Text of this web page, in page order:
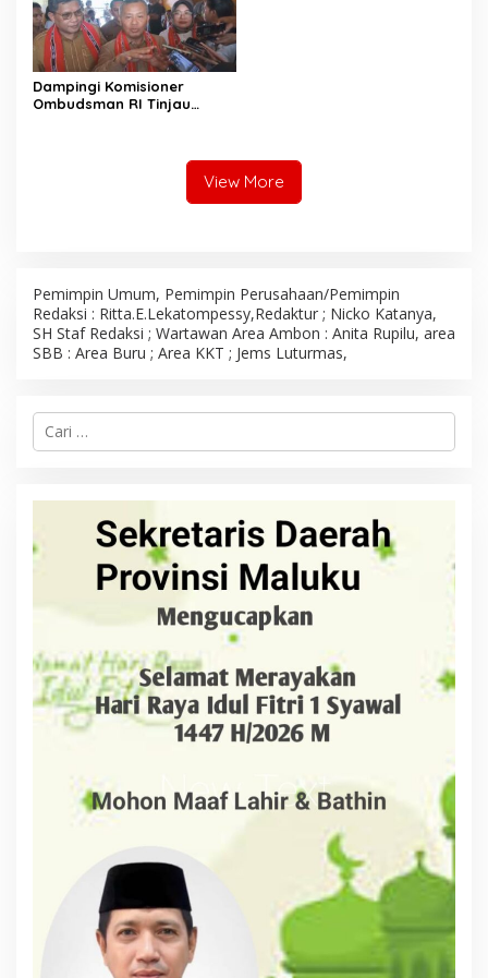
Dampingi Komisioner
Ombudsman RI Tinjau
View More
Pemimpin Umum, Pemimpin Perusahaan/Pemimpin
Redaksi : Ritta.E.Lekatompessy,Redaktur ; Nicko Katanya,
SH Staf Redaksi ; Wartawan Area Ambon : Anita Rupilu, area
SBB : Area Buru ; Area KKT ; Jems Luturmas,
C
u
t
u